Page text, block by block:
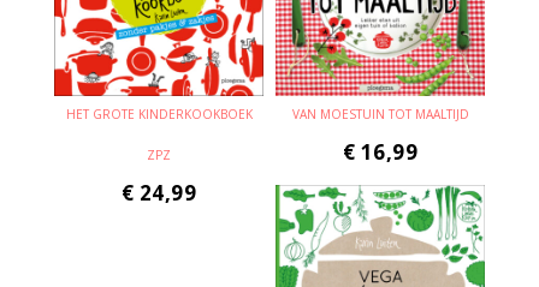
HET GROTE KINDERKOOKBOEK
ZPZ
€ 24,99
VAN MOESTUIN TOT MAALTIJD
€ 16,99